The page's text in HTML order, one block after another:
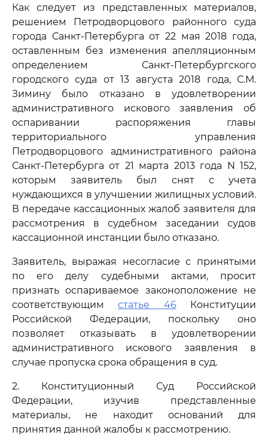
Как следует из представленных материалов,
решением Петродворцового районного суда
города Санкт-Петербурга от 22 мая 2018 года,
оставленным без изменения апелляционным
определением Санкт-Петербургского
городского суда от 13 августа 2018 года, С.М.
Зимину было отказано в удовлетворении
административного искового заявления об
оспаривании распоряжения главы
территориального управления
Петродворцового административного района
Санкт-Петербурга от 21 марта 2013 года N 152,
которым заявитель был снят с учета
нуждающихся в улучшении жилищных условий.
В передаче кассационных жалоб заявителя для
рассмотрения в судебном заседании судов
кассационной инстанции было отказано.
Заявитель, выражая несогласие с принятыми
по его делу судебными актами, просит
признать оспариваемое законоположение не
соответствующимстатье 46Конституции
Российской Федерации, поскольку оно
позволяет отказывать в удовлетворении
административного искового заявления в
случае пропуска срока обращения в суд.
2. Конституционный Суд Российской
Федерации, изучив представленные
материалы, не находит оснований для
принятия данной жалобы к рассмотрению.